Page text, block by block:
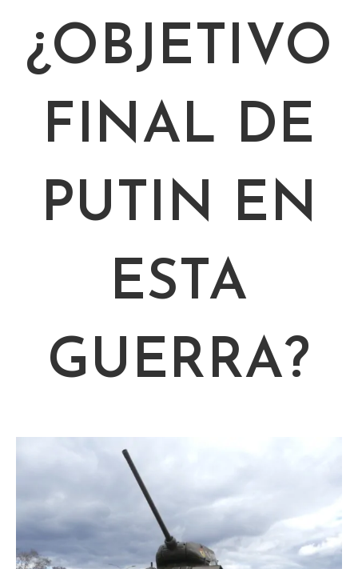
¿OBJETIVO
FINAL DE
PUTIN EN
ESTA
GUERRA?